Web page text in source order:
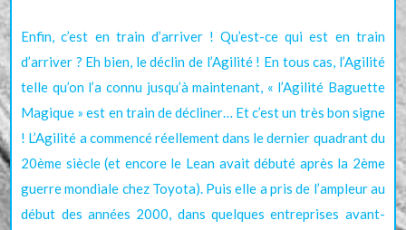
Enfin, c’est en train d’arriver ! Qu’est-ce qui est en train
d’arriver ? Eh bien, le déclin de l’Agilité ! En tous cas, l’Agilité
telle qu’on l’a connu jusqu’à maintenant, « l’Agilité Baguette
Magique » est en train de décliner… Et c’est un très bon signe
! L’Agilité a commencé réellement dans le dernier quadrant du
20ème siècle (et encore le Lean avait débuté après la 2ème
guerre mondiale chez Toyota). Puis elle a pris de l’ampleur au
début des années 2000, dans quelques entreprises avant-